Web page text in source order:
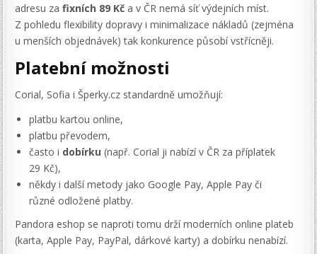
adresu zafixních 89 Kč a v ČR nemá síť výdejních míst.
Z pohledu flexibility dopravy i minimalizace nákladů (zejména
u menších objednávek) tak konkurence působí vstřícněji.
Platební možnosti
Corial, Sofia i Šperky.cz standardně umožňují:
platbu kartou online,
platbu převodem,
často i dobírku (např. Corial ji nabízí v ČR za příplatek
29 Kč),
někdy i další metody jako Google Pay, Apple Pay či
různé odložené platby.
Pandora eshop se naproti tomu drží moderních online plateb
(karta, Apple Pay, PayPal, dárkové karty) a dobírku nenabízí.